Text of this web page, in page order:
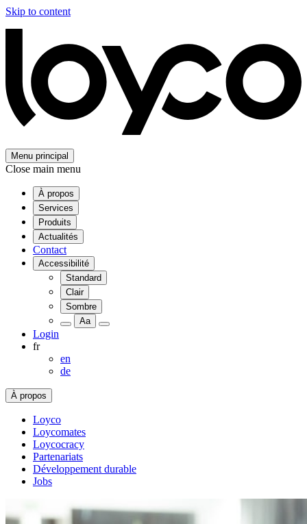
Skip to content
Menu principal
Close main menu
À propos
Services
Produits
Actualités
Contact
Accessibilité
Standard
Clair
Sombre
Aa
Login
fr
en
de
À propos
Loyco
Loycomates
Loycocracy
Partenariats
Développement durable
Jobs